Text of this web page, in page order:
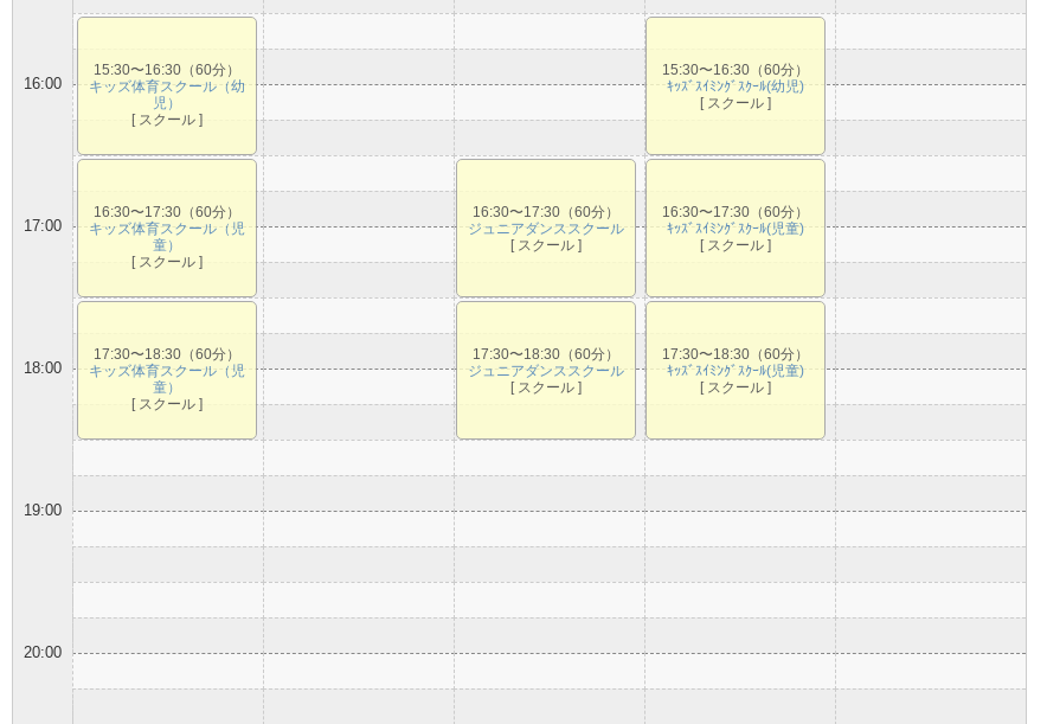
16:00
17:00
18:00
19:00
20:00
15:30〜16:30（60分）
キッズ体育スクール（幼
児）
[ スクール ]
16:30〜17:30（60分）
キッズ体育スクール（児
童）
[ スクール ]
17:30〜18:30（60分）
キッズ体育スクール（児
童）
[ スクール ]
16:30〜17:30（60分）
ジュニアダンススクール
[ スクール ]
17:30〜18:30（60分）
ジュニアダンススクール
[ スクール ]
15:30〜16:30（60分）
ｷｯｽﾞｽｲﾐﾝｸﾞｽｸｰﾙ(幼児)
[ スクール ]
16:30〜17:30（60分）
ｷｯｽﾞｽｲﾐﾝｸﾞｽｸｰﾙ(児童)
[ スクール ]
17:30〜18:30（60分）
ｷｯｽﾞｽｲﾐﾝｸﾞｽｸｰﾙ(児童)
[ スクール ]